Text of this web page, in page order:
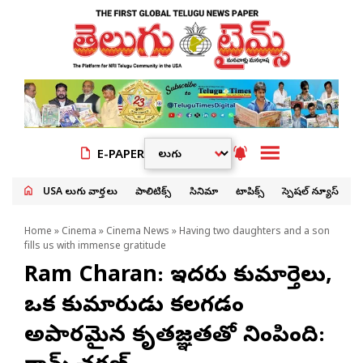
E-PAPER
USA తెలుగు వార్తలు పాలిటిక్స్ సినిమా టాపిక్స్ స్పెషల్ న్యూస్
Home » Cinema » Cinema News » Having two daughters and a son
fills us with immense gratitude
Ram Charan: ఇద్దరు కుమార్తెలు,
ఒక కుమారుడు కలగడం
అపారమైన కృతజ్ఞతతో నింపింది: